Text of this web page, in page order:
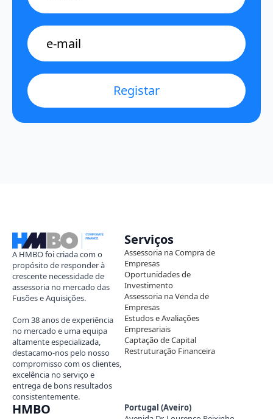
E-
mail
*
Registar
A HMBO foi criada com o
propósito de responder à
crescente necessidade de
assessoria no mercado das
Fusões e Aquisições.
Com 38 anos de experiência
no mercado e uma equipa
altamente especializada,
destacamo-nos pelo nosso
compromisso com os clientes,
excelência no serviço e
entrega de bons resultados
consistentemente.
Serviços
Assessoria na Compra de
Empresas
Oportunidades de
Investimento
Assessoria na Venda de
Empresas
Estudos e Avaliações
Empresariais
Captação de Capital
Restruturação Financeira
HMBO
Portugal (Aveiro)